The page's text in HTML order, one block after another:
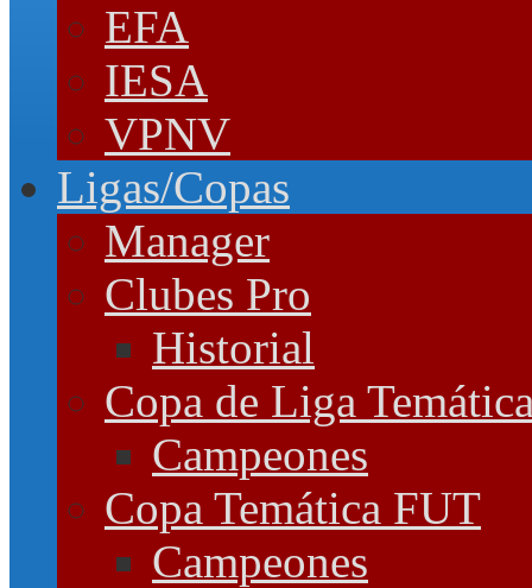
EFA
IESA
VPNV
Ligas/Copas
Manager
Clubes Pro
Historial
Copa de Liga
Campeones
Copa Temática FUT
Campeones